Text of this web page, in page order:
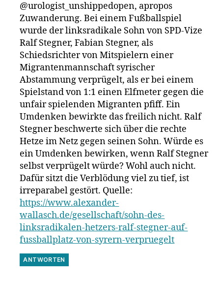
@urologist_unshippedopen, apropos
Zuwanderung. Bei einem Fußballspiel
wurde der linksradikale Sohn von SPD-Vize
Ralf Stegner, Fabian Stegner, als
Schiedsrichter von Mitspielern einer
Migrantenmannschaft syrischer
Abstammung verprügelt, als er bei einem
Spielstand von 1:1 einen Elfmeter gegen die
unfair spielenden Migranten pfiff. Ein
Umdenken bewirkte das freilich nicht. Ralf
Stegner beschwerte sich über die rechte
Hetze im Netz gegen seinen Sohn. Würde es
ein Umdenken bewirken, wenn Ralf Stegner
selbst verprügelt würde? Wohl auch nicht.
Dafür sitzt die Verblödung viel zu tief, ist
irreparabel gestört. Quelle:
https://www.alexander-
wallasch.de/gesellschaft/sohn-des-
linksradikalen-hetzers-ralf-stegner-auf-
fussballplatz-von-syrern-verpruegelt
ANTWORTEN